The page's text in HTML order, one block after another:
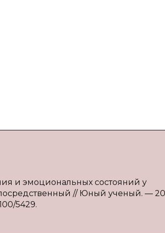
и эмоциональных состояний у
// Юный ученый. —
5429.